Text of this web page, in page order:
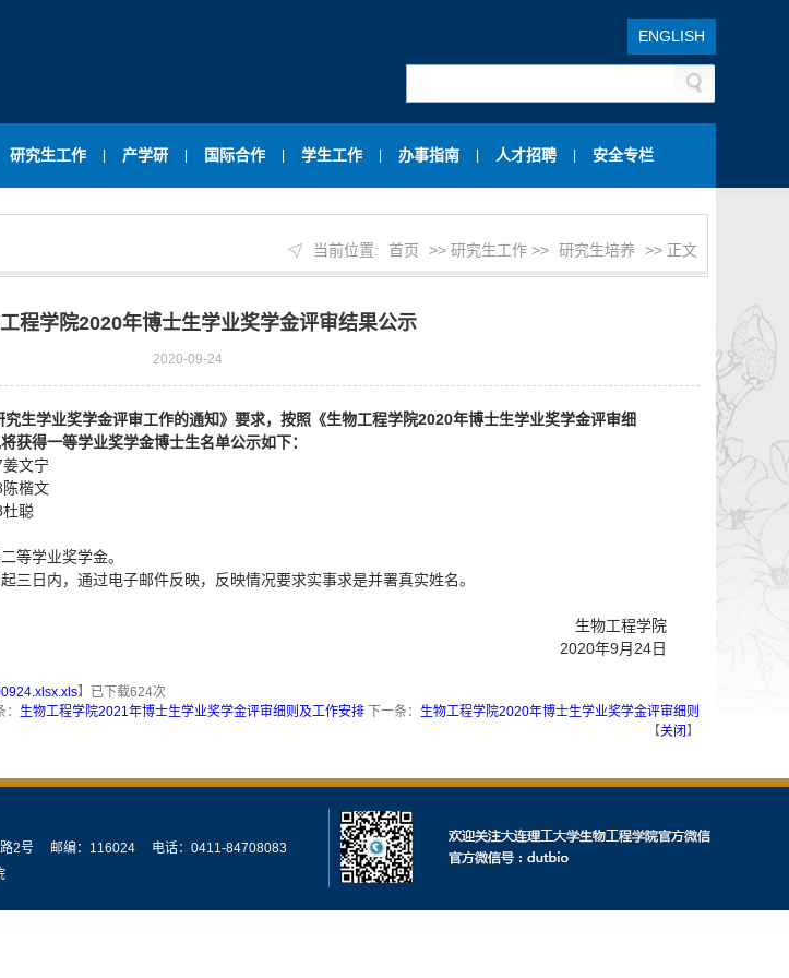
ENGLISH
研究生工作 产学研 国际合作 学生工作 办事指南 人才招聘 安全专栏
当前位置: 首页 >> 研究生工作 >> 研究生培养 >> 正文
程学院2020年博士生学业奖学金评审结果公示
2020-09-24
生学业奖学金评审工作的通知》要求，按照《生物工程学院2020年博士生学业奖学金评审细
获得一等学业奖学金博士生名单公示如下：
文宁
楷文
聪
等学业奖学金。
三日内，通过电子邮件反映，反映情况要求实事求是并署真实姓名。
生物工程学院
2020年9月24日
】已下载624次
生物工程学院2021年博士生学业奖学金评审细则及工作安排 下一条： 生物工程学院2020年博士生学业奖学金评审细则
【关闭 】
路2号 邮编：116024 电话：0411-84708083